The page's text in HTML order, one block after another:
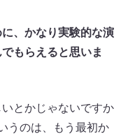
、かなり実験的な演
もらえると思いま
とかじゃないですか
うのは、もう最初か